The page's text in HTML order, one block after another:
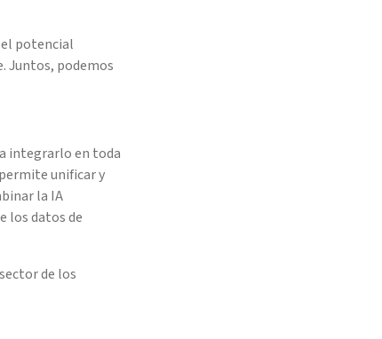
el potencial
Juntos, podemos
integrarlo en toda
unificar y
la IA
los datos de
de los